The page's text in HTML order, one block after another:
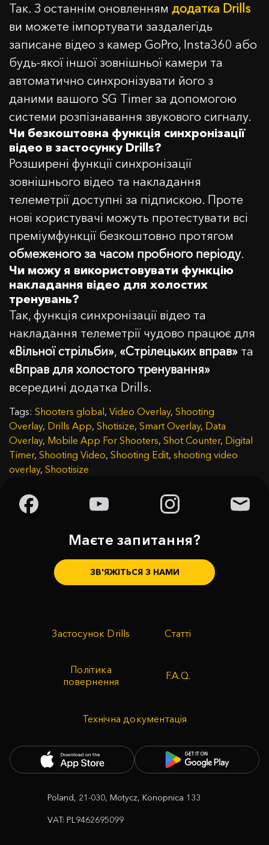
Так. З останнім оновленням додатка Drills
ви можете імпортувати заздалегідь
записане відео з камер GoPro, Insta360 або
будь-якої іншої зовнішньої камери та
автоматично синхронізувати його з
даними вашого SG Timer за допомогою
системи розпізнавання звукового сигналу.
Чи безкоштовна функція синхронізації
відео в застосунку Drills?
Розширені функції синхронізації
зовнішнього відео та накладання
телеметрії доступні за підпискою. Проте
нові користувачі можуть протестувати всі
преміумфункції безкоштовно протягом
обмеженого за часом пробного періоду.
Чи можу я використовувати функцію
накладання відео для холостих
тренувань?
Так, функція синхронізації відео та
накладання телеметрії чудово працює для
«Вільної стрільби», «Стрілецьких вправ» та
«Вправ для холостого тренування»
всередині додатка Drills.
Tags: Shooters global, Video Overlay, Shooting
Overlay, Drills App, Shotisize, Smart Overlay, Data
Overlay, Mobile App For Shooters, Shot Counter, Digital
Timer, Shooting Video, Shooting Edit, shooting video
overlay, Shootisize
Маєте запитання?
ЗВ'ЯЖІТЬСЯ З НАМИ
Застосунок Drills Статті
Політика
повернення
F.A.Q.
Технічна документація
Poland, 21-030, Motycz, Konopnica 133
VAT: PL9462695099